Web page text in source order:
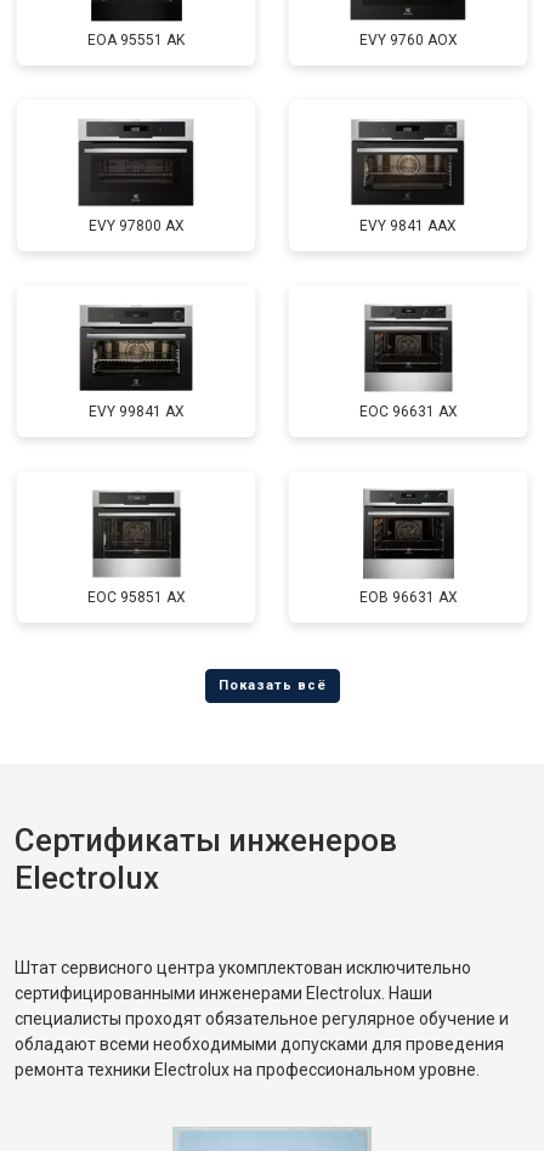
EOA 95551 AK EVY 9760 AOX
EVY 97800 AX EVY 9841 AAX
EVY 99841 AX EOC 96631 AX
EOC 95851 AX EOB 96631 AX
Сертификаты инженеров
Electrolux
Штат сервисного центра укомплектован исключительно
сертифицированными инженерами Electrolux. Наши
специалисты проходят обязательное регулярное обучение и
обладают всеми необходимыми допусками для проведения
ремонта техники Electrolux на профессиональном уровне.